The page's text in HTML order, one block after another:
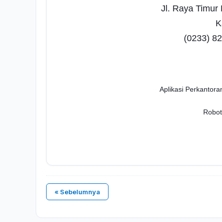
Jl. Raya Timur
(0233)
Aplikasi
« Sebelumnya